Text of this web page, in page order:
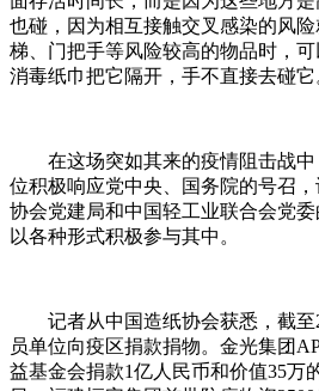
也碰，因为相互接触交叉感染的风
梯、门把手等风险较高的物品时，
消毒纸巾把它隔开，手不直接去碰它
在这场突如其来的疫情阻击战
位积极响应党中央、国务院的号召
协会党建局和中国轻工业联合会党委
以各种形式积极参与其中。
记者从中国造纸协会获悉，截
员单位向疫区捐款捐物。金光集团
益基金会捐款1亿人民币和价值35万